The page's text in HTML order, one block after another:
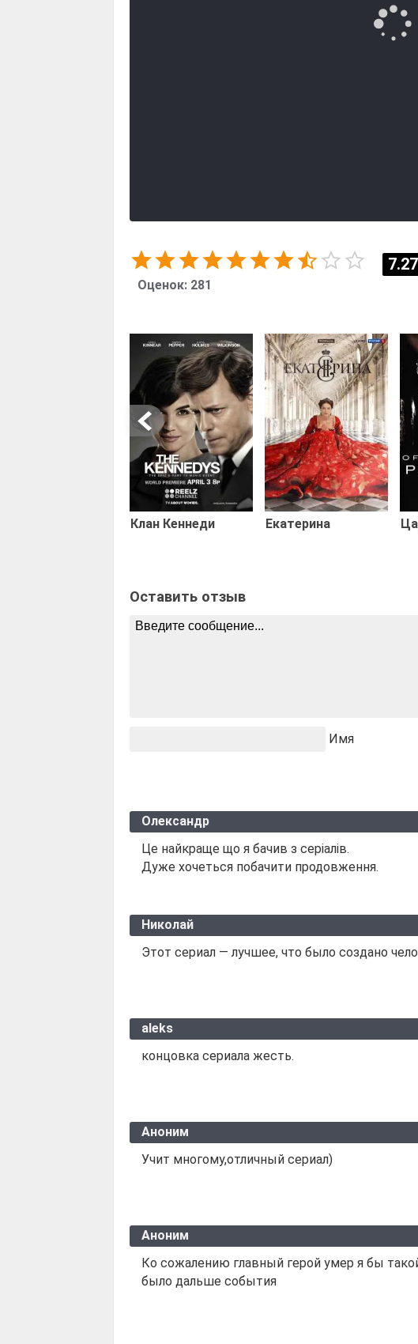
7.27
Оценок: 281
Клан Кеннеди Екатерина
Оставить отзыв
Имя
Олександр
Це найкраще що я бачив з серіалів.
Дуже хочеться побачити продовження.
Николай
Этот сериал — лучшее, что было создано
aleks
концовка сериала жесть.
Аноним
Учит многому,отличный сериал)
Аноним
Ко сожалению главный герой умер я бы
было дальше события